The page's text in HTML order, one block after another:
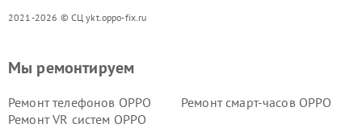
2021-2026 © СЦ ykt.oppo-fix.ru
Мы ремонтируем
Ремонт телефонов OPPO
Ремонт смарт-часов OPPO
Ремонт VR систем OPPO